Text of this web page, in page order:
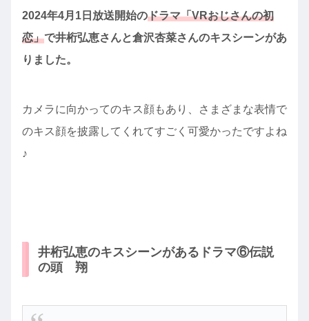
2024年4月1日放送開始のドラマ「VRおじさんの初
恋」で井桁弘恵さんと倉沢杏菜さんのキスシーンがあ
りました。
カメラに向かってのキス顔もあり、さまざまな表情で
のキス顔を披露してくれてすごく可愛かったですよね
♪
井桁弘恵のキスシーンがあるドラマ⑥伝説
の頭 翔